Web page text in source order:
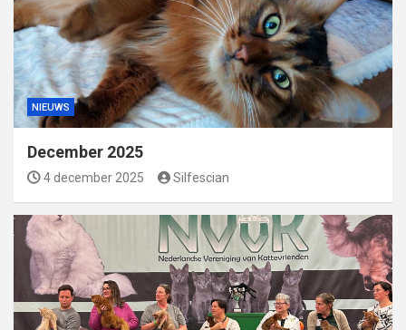
NIEUWS
December 2025
4 december 2025 Silfescian